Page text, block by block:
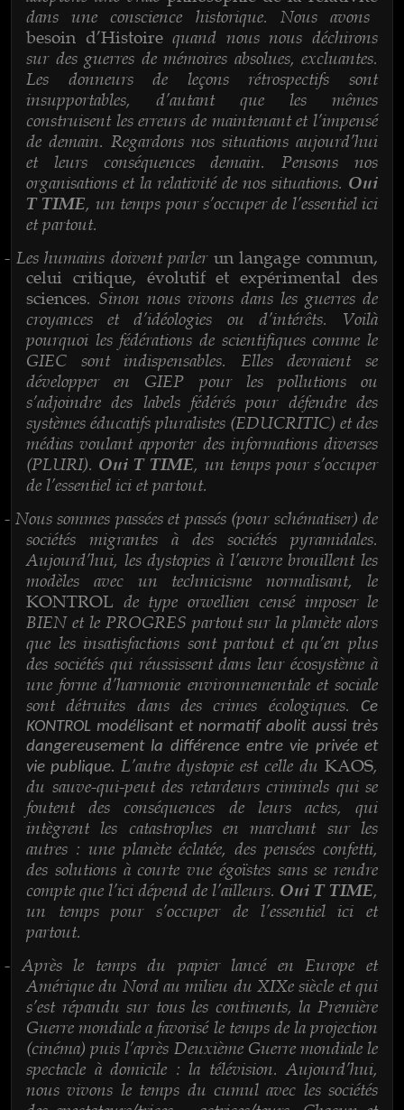
dans une conscience historique. Nous avons
besoin d’Histoirequand nous nous déchirons
sur des guerres de mémoires absolues, excluantes.
Les donneurs de leçons rétrospectifs sont
insupportables, d’autant que les mêmes
construisent les erreurs de maintenant et l’impensé
de demain. Regardons nos situations aujourd’hui
et leurs conséquences demain. Pensons nos
organisations et la relativité de nos situations. Oui
T TIME, un temps pour s’occuper de l’essentiel ici
et partout.
- Les humains doivent parler un langage commun,
celui critique, évolutif et expérimental des
sciences. Sinon nous vivons dans les guerres de
croyances et d’idéologies ou d’intérêts. Voilà
pourquoi les fédérations de scientifiques comme le
GIEC sont indispensables. Elles devraient se
développer en GIEP pour les pollutions ou
s’adjoindre des labels fédérés pour défendre des
systèmes éducatifs pluralistes (EDUCRITIC) et des
médias voulant apporter des informations diverses
(PLURI). Oui T TIME, un temps pour s’occuper
de l’essentiel ici et partout.
- Nous sommes passées et passés (pour schématiser) de
sociétés migrantes à des sociétés pyramidales.
Aujourd’hui, les dystopies à l’œuvre brouillent les
modèles avec un technicisme normalisant, le
KONTROL de type orwellien censé imposer le
BIEN et le PROGRES partout sur la planète alors
que les insatisfactions sont partout et qu’en plus
des sociétés qui réussissent dans leur écosystème à
une forme d’harmonie environnementale et sociale
sont détruites dans des crimes écologiques.
Ce
KONTROL modélisant et normatif abolit aussi très
dangereusement la différence entre vie privée et
vie publique. L’autre dystopie est celle du KAOS,
du sauve-qui-peut des retardeurs criminels qui se
foutent des conséquences de leurs actes, qui
intègrent les catastrophes en marchant sur les
autres : une planète éclatée, des pensées confetti,
des solutions à courte vue égoïstes sans se rendre
compte que l’ici dépend de l’ailleurs. Oui T TIME,
un temps pour s’occuper de l’essentiel ici et
partout.
- Après le temps du papier lancé en Europe et
Amérique du Nord au milieu du XIXe siècle et qui
s’est répandu sur tous les continents, la Première
Guerre mondiale a favorisé le temps de la projection
(cinéma) puis l’après Deuxième Guerre mondiale le
spectacle à domicile : la télévision. Aujourd’hui,
nous vivons le temps du cumul avec les sociétés